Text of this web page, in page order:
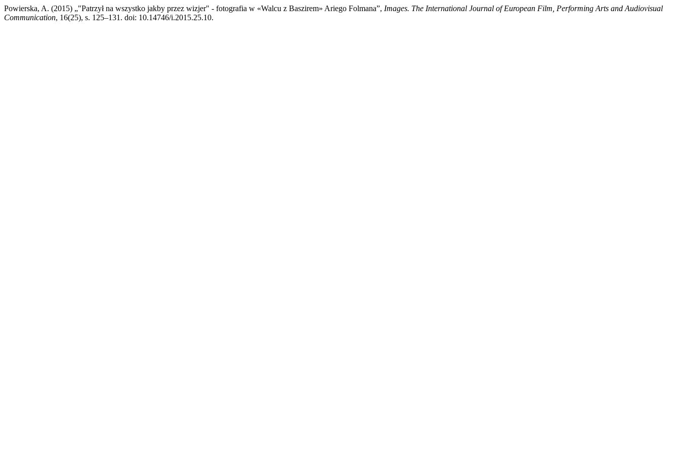
Powierska, A. (2015) „"Patrzył na wszystko jakby przez wizjer" - fotografia w «Walcu z Baszirem» Ariego Folmana”, Images. The International Journal of European Film, Performing Arts and Audiovisual
Communication, 16(25), s. 125–131. doi: 10.14746/i.2015.25.10.